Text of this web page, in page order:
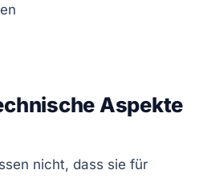
Aspekte
nicht, dass sie für